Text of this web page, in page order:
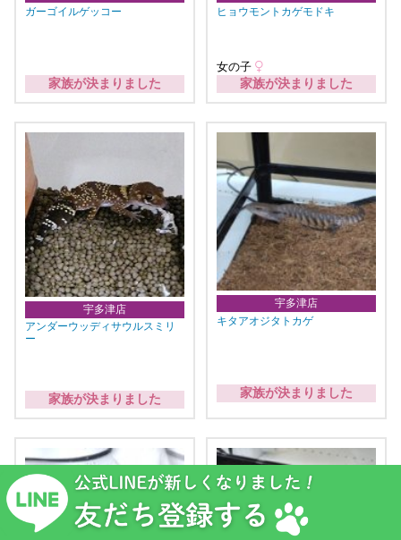
ガーゴイルゲッコー
家族が決まりました
ヒョウモントカゲモドキ
女の子
家族が決まりました
宇多津店
アンダーウッディサウルスミリ
ー
家族が決まりました
宇多津店
キタアオジタトカゲ
家族が決まりました